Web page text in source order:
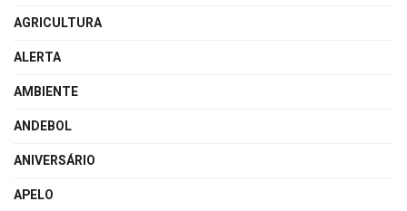
AGRICULTURA
ALERTA
AMBIENTE
ANDEBOL
ANIVERSÁRIO
APELO